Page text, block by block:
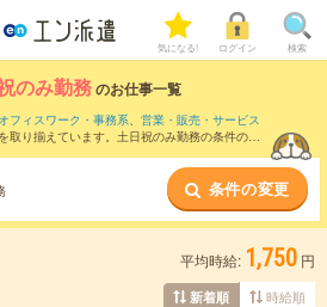
気になる! ログイン 検索
のみ勤務のお仕事一覧
オフィスワーク・事務系、 営業・販売・サービス
取り揃えています。土日祝のみ勤務の条件の他
条件の変更
平均時給: 1,750 円
新着順 時給順